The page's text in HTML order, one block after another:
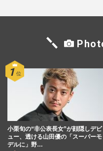
小栗旬の“非公表長女”が顔隠しデビ
ュー、透ける山田優の「スーパーモ
デルに」野…